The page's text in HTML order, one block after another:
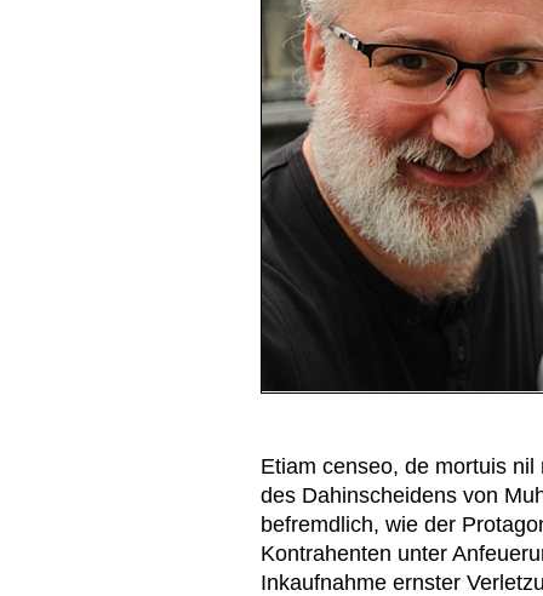
Etiam censeo, de mortuis
des Dahinscheidens von
befremdlich, wie der
Kontrahenten unter
Inkaufnahme ernster